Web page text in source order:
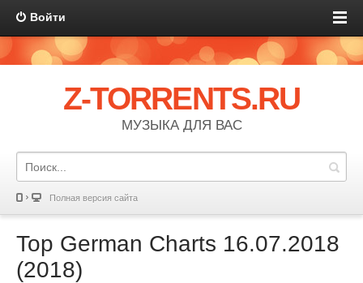
Войти
Z-TORRENTS.RU
МУЗЫКА ДЛЯ ВАС
Полная версия сайта
Top German Charts 16.07.2018
(2018)